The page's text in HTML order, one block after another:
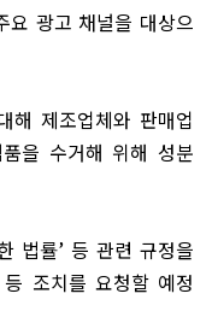
요 광고 채널을 대상으
해 제조업체와 판매업
을 수거해 위해 성분
법률’ 등 관련 규정을
조치를 요청할 예정